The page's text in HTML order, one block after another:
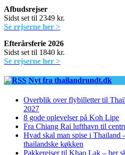
Afbudsrejser
Sidst set til 2349 kr.
Se rejserne her >
Efterårsferie 2026
Sidst set til 1840 kr.
Se rejserne her >
Nyt fra thailandrundt.dk
Overblik over flybilletter til
2027
8 gode oplevelser på Koh Lipe
Fra Chiang Rai lufthavn til
Hvad skal man spise i Thailand
thailandske køkken
Pakkerejser til Khao Lak – her